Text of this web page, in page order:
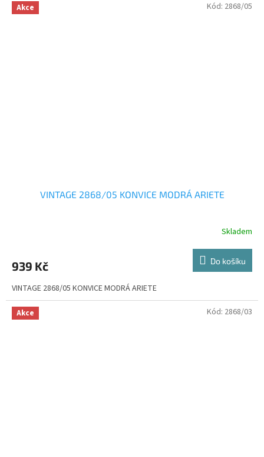
Akce
VINTAGE 2868/05 KONVICE MODRÁ ARIETE
Skladem
939 Kč Do košíku
VINTAGE 2868/05 KONVICE MODRÁ ARIETE
Kód: 2868/05
Akce Kód: 2868/03